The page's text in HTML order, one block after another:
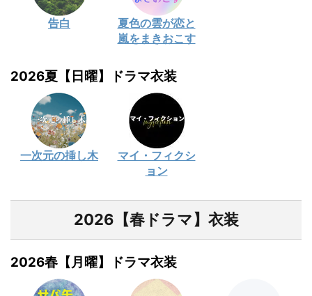
告白
夏色の雲が恋と
嵐をまきおこす
2026夏【日曜】ドラマ衣装
一次元の挿し木
マイ・フィクシ
ョン
2026【春ドラマ】衣装
2026春【月曜】ドラマ衣装